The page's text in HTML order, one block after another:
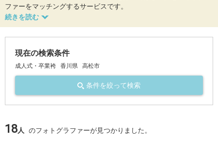
ファーをマッチングするサービスです。
現在の検索条件
成人式・卒業袴 香川県 高松市
条件を絞って検索
18人 のフォトグラファーが見つかりました。